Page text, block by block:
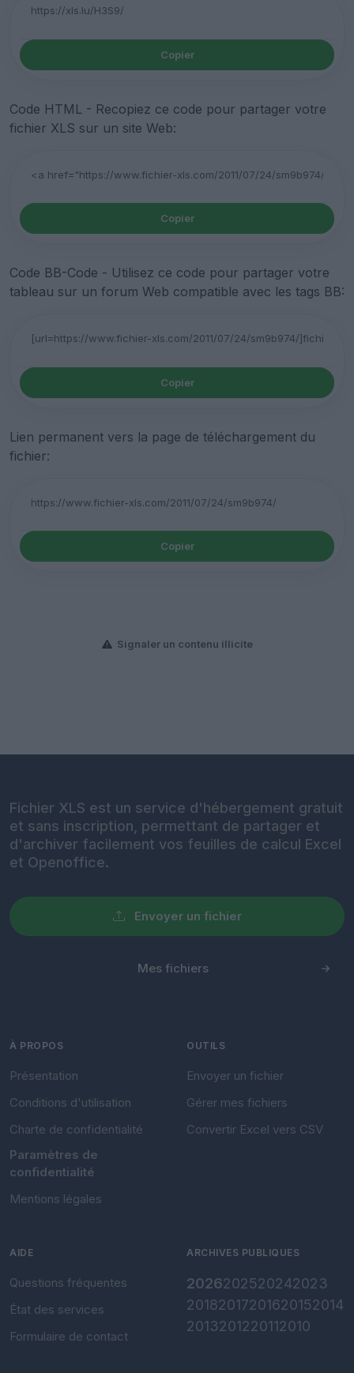
Copier
Code HTML - Recopiez ce code pour partager votre
fichier XLS sur un site Web:
Copier
Code BB-Code - Utilisez ce code pour partager votre
tableau sur un forum Web compatible avec les tags BB:
Copier
Lien permanent vers la page de téléchargement du
fichier:
Copier
Signaler un contenu illicite
Fichier XLS est un service d'hébergement gratuit
et sans inscription, permettant de partager et
d'archiver facilement vos feuilles de calcul Excel
et Openoffice.
Envoyer un fichier
Mes fichiers
À PROPOS
Présentation
Conditions d'utilisation
Charte de confidentialité
Paramètres de
confidentialité
Mentions légales
OUTILS
Envoyer un fichier
Gérer mes fichiers
Convertir Excel vers CSV
AIDE
Questions fréquentes
État des services
Formulaire de contact
ARCHIVES PUBLIQUES
2026202520242023
20182017201620152014
2013201220112010